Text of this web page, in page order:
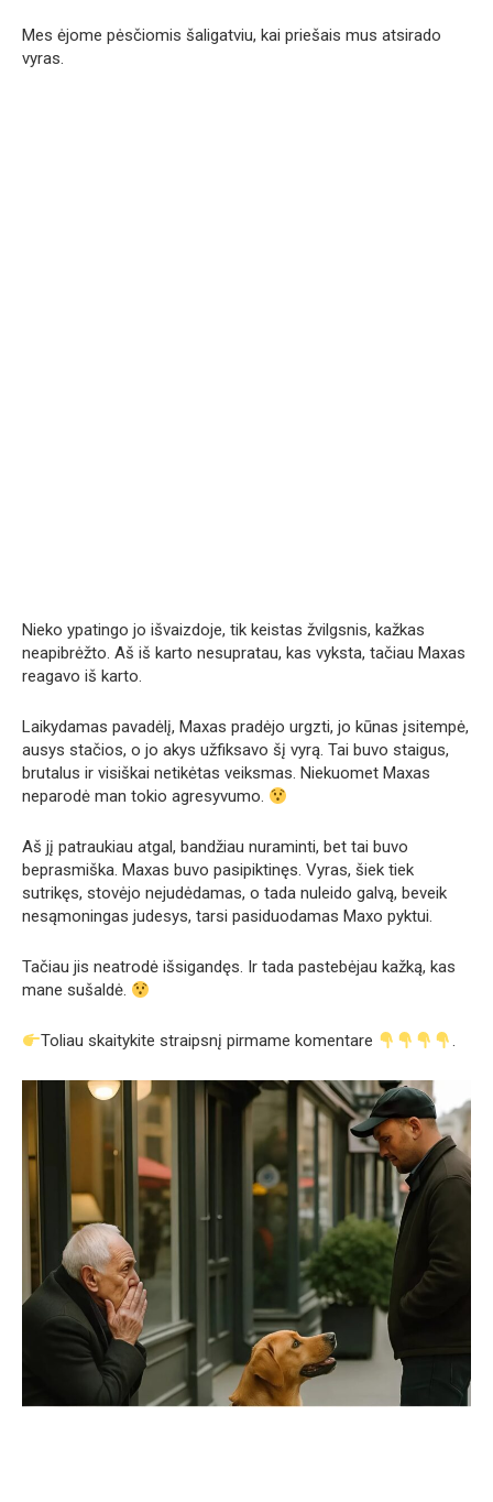
Mes ėjome pėsčiomis šaligatviu, kai priešais mus atsirado
vyras.
Nieko ypatingo jo išvaizdoje, tik keistas žvilgsnis, kažkas
neapibrėžto. Aš iš karto nesupratau, kas vyksta, tačiau Maxas
reagavo iš karto.
Laikydamas pavadėlį, Maxas pradėjo urgzti, jo kūnas įsitempė,
ausys stačios, o jo akys užfiksavo šį vyrą. Tai buvo staigus,
brutalus ir visiškai netikėtas veiksmas. Niekuomet Maxas
neparodė man tokio agresyvumo.
Aš jį patraukiau atgal, bandžiau nuraminti, bet tai buvo
beprasmiška. Maxas buvo pasipiktinęs. Vyras, šiek tiek
sutrikęs, stovėjo nejudėdamas, o tada nuleido galvą, beveik
nesąmoningas judesys, tarsi pasiduodamas Maxo pyktui.
Tačiau jis neatrodė išsigandęs. Ir tada pastebėjau kažką, kas
mane sušaldė.
Toliau skaitykite straipsnį pirmame komentare .